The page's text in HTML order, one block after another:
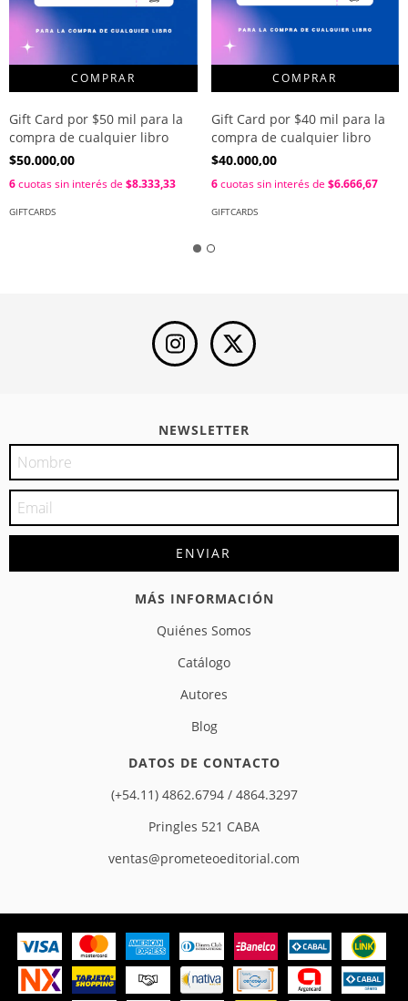
Gift Card por $50 mil para la
compra de cualquier libro
$50.000,00
6cuotas sin interés de $8.333,33
GIFTCARDS
Gift Card por $40 mil para la
compra de cualquier libro
$40.000,00
6cuotas sin interés de $6.666,67
GIFTCARDS
NEWSLETTER
MÁS INFORMACIÓN
Quiénes Somos
Catálogo
Autores
Blog
DATOS DE CONTACTO
(+54.11) 4862.6794 / 4864.3297
Pringles 521 CABA
ventas@prometeoeditorial.com